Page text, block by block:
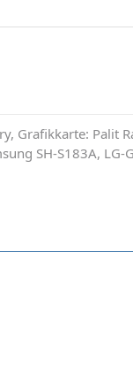
Grafikkarte: Palit
SH-S183A, LG-